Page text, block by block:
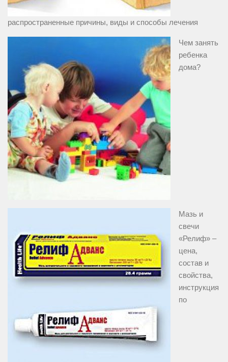
распространенные причины, виды и способы лечения
Чем занять
ребенка
дома?
Мазь и
свечи
«Релиф» –
цена,
состав и
свойства,
инструкция
по